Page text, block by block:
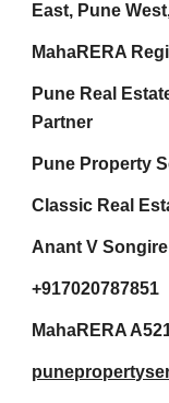
East, Pune
MahaRERA
Pune Real
Partner
Pune Property
Classic Real
Anant V Songire
+917020787851
MahaRERA